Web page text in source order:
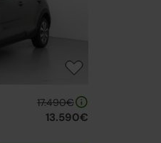
17.490€
13.590€